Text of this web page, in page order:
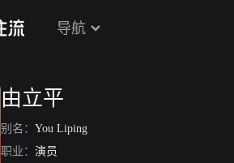
导航
由立平
别名： You Liping
职业： 演员